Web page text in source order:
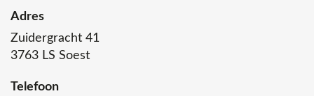
Adres
Zuidergracht 41
3763 LS Soest
Telefoon